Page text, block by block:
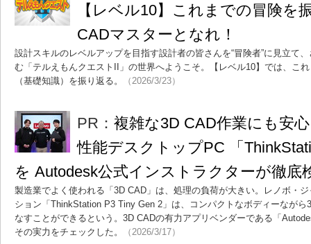
【レベル10】これまでの冒険を
CADマスターとなれ！
設計スキルのレベルアップを目指す設計者の皆さんを“冒険者”に見立て
む「テルえもんクエストII」の世界へようこそ。【レベル10】では、こ
（基礎知識）を振り返る。
（2026/3/23）
PR： 複雑な3D CAD作業にも安
性能デスクトップPC 「
を Autodesk公式インストラクターが徹底
製造業でよく使われる「3D CAD」は、処理の負荷が大きい。レノボ・
ション「ThinkStation P3 Tiny Gen 2」は、コンパクトなボディーなが
なすことができるという。3D CADの有力アプリベンダーである「
その実力をチェックした。
（2026/3/17）